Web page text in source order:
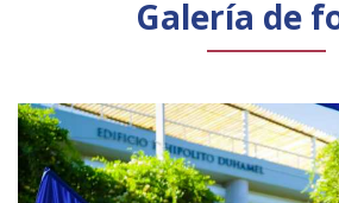
Galería de